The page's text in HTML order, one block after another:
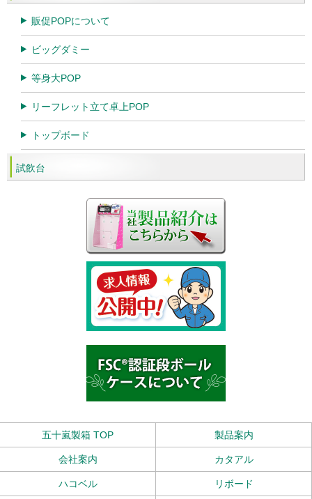
販促POPについて
ビッグダミー
等身大POP
リーフレット立て卓上POP
トップボード
試飲台
五十嵐製箱 TOP 製品案内
会社案内 カタアル
ハコベル リボード